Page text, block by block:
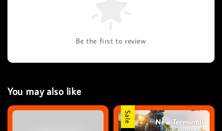
Be the first to review
You may also like
Sale